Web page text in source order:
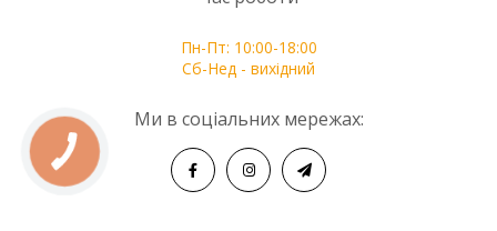
Пн-Пт: 10:00-18:00
Сб-Нед - вихідний
Ми в соціальних мережах: